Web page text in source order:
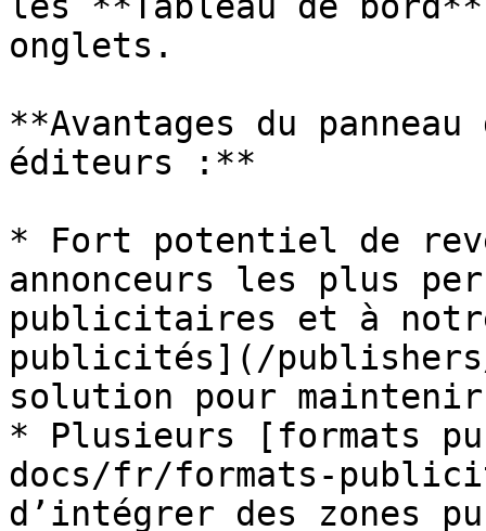
onglets.
**Avantages du
éditeurs :**
* Fort potentiel de
annonceurs les plus
publicitaires et à
publicités](/
solution pour
* Plusieurs [formats
docs/fr/formats-
d’intégrer des zones